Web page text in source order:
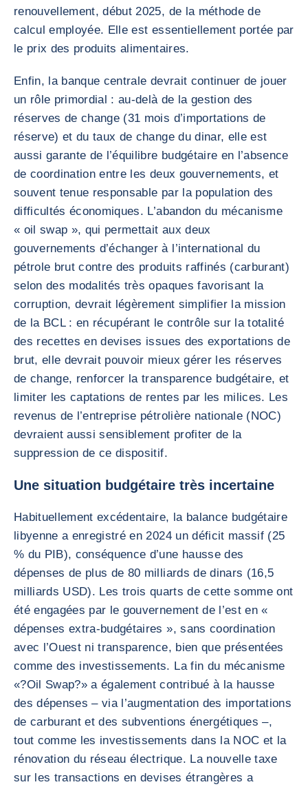
renouvellement, début 2025, de la méthode de
calcul employée. Elle est essentiellement portée par
le prix des produits alimentaires.
Enfin, la banque centrale devrait continuer de jouer
un rôle primordial : au-delà de la gestion des
réserves de change (31 mois d’importations de
réserve) et du taux de change du dinar, elle est
aussi garante de l’équilibre budgétaire en l’absence
de coordination entre les deux gouvernements, et
souvent tenue responsable par la population des
difficultés économiques. L’abandon du mécanisme
« oil swap », qui permettait aux deux
gouvernements d’échanger à l’international du
pétrole brut contre des produits raffinés (carburant)
selon des modalités très opaques favorisant la
corruption, devrait légèrement simplifier la mission
de la BCL : en récupérant le contrôle sur la totalité
des recettes en devises issues des exportations de
brut, elle devrait pouvoir mieux gérer les réserves
de change, renforcer la transparence budgétaire, et
limiter les captations de rentes par les milices. Les
revenus de l’entreprise pétrolière nationale (NOC)
devraient aussi sensiblement profiter de la
suppression de ce dispositif.
Une situation budgétaire très incertaine
Habituellement excédentaire, la balance budgétaire
libyenne a enregistré en 2024 un déficit massif (25
% du PIB), conséquence d’une hausse des
dépenses de plus de 80 milliards de dinars (16,5
milliards USD). Les trois quarts de cette somme ont
été engagées par le gouvernement de l’est en «
dépenses extra-budgétaires », sans coordination
avec l’Ouest ni transparence, bien que présentées
comme des investissements. La fin du mécanisme
«?Oil Swap?» a également contribué à la hausse
des dépenses – via l’augmentation des importations
de carburant et des subventions énergétiques –,
tout comme les investissements dans la NOC et la
rénovation du réseau électrique. La nouvelle taxe
sur les transactions en devises étrangères a